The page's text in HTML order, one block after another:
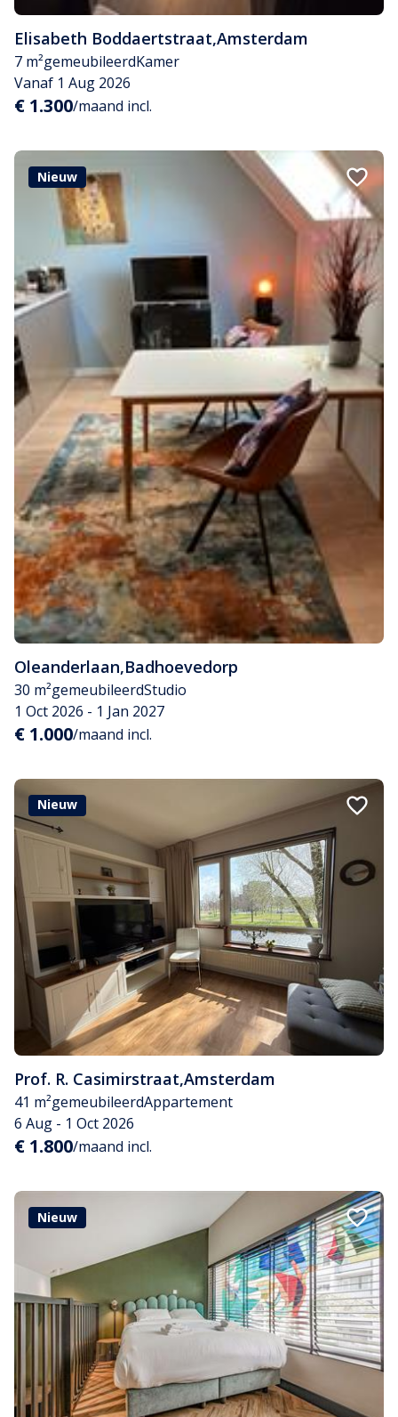
Elisabeth Boddaertstraat,Amsterdam
7 m²gemeubileerdKamer
Vanaf 1 Aug 2026
€ 1.300/maand incl.
Nieuw
Oleanderlaan,Badhoevedorp
30 m²gemeubileerdStudio
1 Oct 2026 - 1 Jan 2027
€ 1.000/maand incl.
Nieuw
Prof. R. Casimirstraat,Amsterdam
41 m²gemeubileerdAppartement
6 Aug - 1 Oct 2026
€ 1.800/maand incl.
Nieuw